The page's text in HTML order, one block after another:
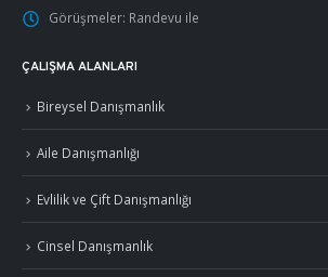
Görüşmeler: Randevu ile
ÇALIŞMA ALANLARI
Bireysel Danışmanlık
Aile Danışmanlığı
Evlilik ve Çift Danışmanlığı
Cinsel Danışmanlık